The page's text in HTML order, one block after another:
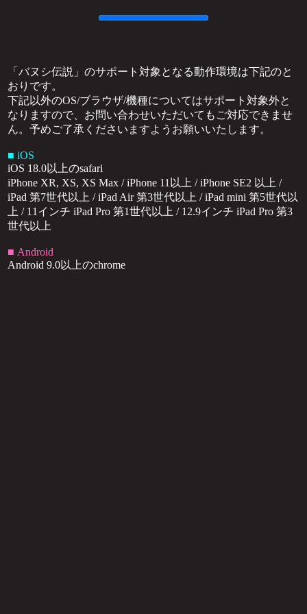
「バヌシ伝説」のサポート対象となる動作環境は下記のと
おりです。
下記以外のOS/ブラウザ/機種についてはサポート対象外と
なりますので、お問い合わせいただいてもご対応できませ
ん。予めご了承くださいますようお願いいたします。
■ iOS
iOS 18.0以上のsafari
iPhone XR, XS, XS Max / iPhone 11以上 / iPhone SE2 以上 /
iPad 第7世代以上 / iPad Air 第3世代以上 / iPad mini 第5世代以
上 / 11インチ iPad Pro 第1世代以上 / 12.9インチ iPad Pro 第3
世代以上
■ Android
Android 9.0以上のchrome